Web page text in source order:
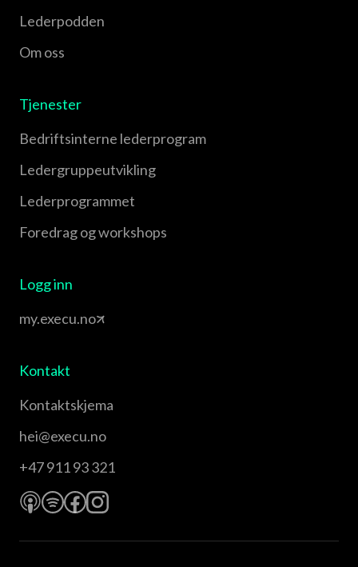
Lederpodden
Om oss
Tjenester
Bedriftsinterne lederprogram
Leder­gruppe­utvikling
Leder­programmet
Foredrag og workshops
Logg inn
my.execu.no
Kontakt
Kontaktskjema
hei@execu.no
+47 911 93 321